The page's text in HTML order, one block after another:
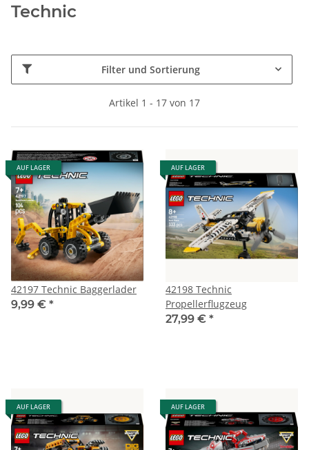
Technic
Filter und Sortierung
Artikel 1 - 17 von 17
AUF LAGER
42197 Technic Baggerlader
9,99 € *
AUF LAGER
42198 Technic
Propellerflugzeug
27,99 € *
AUF LAGER AUF LAGER